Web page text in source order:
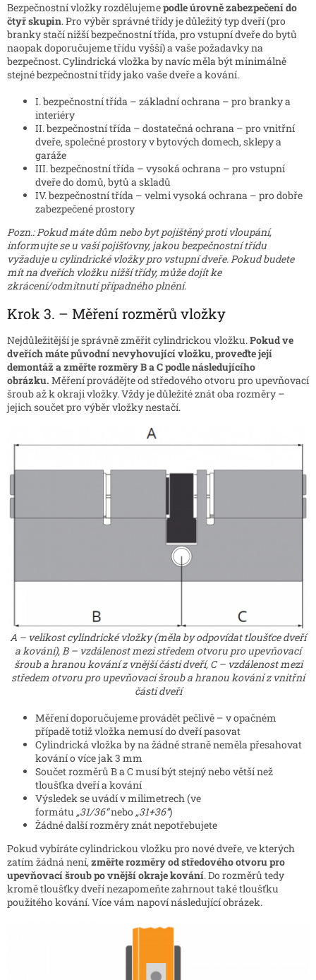
Bezpečnostní vložky rozdělujemepodle úrovně zabezpečení do
čtyř skupin. Pro výběr správné třídy je důležitý typ dveří (pro
branky stačí nižší bezpečnostní třída, pro vstupní dveře do bytů
naopak doporučujeme třídu vyšší) a vaše požadavky na
bezpečnost. Cylindrická vložka by navíc měla být minimálně
stejné bezpečnostní třídy jako vaše dveře a kování.
I. bezpečnostní třída – základní ochrana – pro branky a
interiéry
II. bezpečnostní třída – dostatečná ochrana – pro vnitřní
dveře, společné prostory v bytových domech, sklepy a
garáže
III. bezpečnostní třída – vysoká ochrana – pro vstupní
dveře do domů, bytů a skladů
IV. bezpečnostní třída – velmi vysoká ochrana – pro dobře
zabezpečené prostory
Pozn.: Pokud máte dům nebo byt pojištěný proti vloupání,
informujte se u vaší pojišťovny, jakou bezpečnostní třídu
vyžaduje u cylindrické vložky pro vstupní dveře. Pokud budete
mít na dveřích vložku nižší třídy, může dojít ke
zkrácení/odmítnutí případného plnění.
Krok 3. – Měření rozměrů vložky
Nejdůležitější je správně změřit cylindrickou vložku.Pokud ve
dveřích máte původní nevyhovující vložku, proveďte její
demontáž a změřte rozměry B a C podle následujícího
obrázku. Měření provádějte od středového otvoru pro upevňovací
šroub až k okraji vložky. Vždy je důležité znát oba rozměry –
jejich součet pro výběr vložky nestačí.
A – velikost cylindrické vložky (měla by odpovídat tloušťce dveří
a kování), B – vzdálenost mezi středem otvoru pro upevňovací
šroub a hranou kování z vnější části dveří, C – vzdálenost mezi
středem otvoru pro upevňovací šroub a hranou kování z vnitřní
části dveří
Měření doporučujeme provádět pečlivě – v opačném
případě totiž vložka nemusí do dveří pasovat
Cylindrická vložka by na žádné straně neměla přesahovat
kování o více jak 3 mm
Součet rozměrů B a C musí být stejný nebo větší než
tloušťka dveří a kování
Výsledek se uvádí v milimetrech (ve
formátu „31/36“nebo „31+36“)
Žádné další rozměry znát nepotřebujete
Pokud vybíráte cylindrickou vložku pro nové dveře, ve kterých
zatím žádná není,změřte rozměry od středového otvoru pro
upevňovací šroub po vnější okraje kování. Do rozměrů tedy
kromě tloušťky dveří nezapomeňte zahrnout také tloušťku
použitého kování. Více vám napoví následující obrázek.